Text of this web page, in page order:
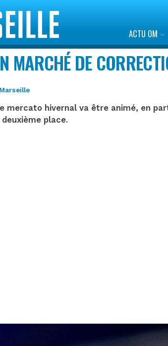
ACTU OM
MARCHÉ DE
mercato hivernal va être animé, en
place.